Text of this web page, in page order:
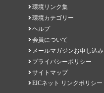
環境リンク集
環境カテゴリー
ヘルプ
会員について
メールマガジンお申し込み
プライバシーポリシー
サイトマップ
EICネット リンクポリシー